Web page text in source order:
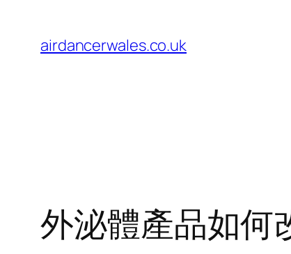
content
airdancerwales.co.uk
外泌體產品如何